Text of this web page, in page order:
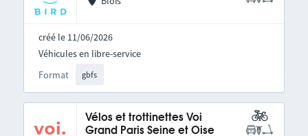
créé le 11/06/2026
Format gbfs
Véhicules en libre-service
Vélos et trottinettes Voi
Grand Paris Seine et Oise